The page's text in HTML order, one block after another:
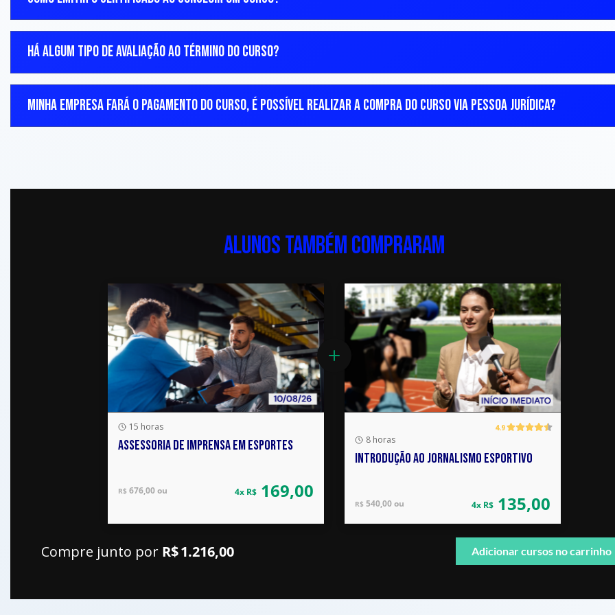
HÁ ALGUM TIPO DE AVALIAÇÃO AO TÉRMINO DO CURSO?
MINHA EMPRESA FARÁ O PAGAMENTO DO CURSO, É POSSÍVEL REALIZAR A COMPRA DO CURSO VIA PESSOA JURÍDICA?
ALUNOS TAMBÉM COMPRARAM
15 horas
ASSESSORIA DE IMPRENSA EM ESPORTES
R$ 676,00 ou 4x R$ 169,00
4.9
8 horas
INTRODUÇÃO AO JORNALISMO ESPORTIVO
R$ 540,00 ou 4x R$ 135,00
Compre junto por R$ 1.216,00 Adicionar cursos no carrinho